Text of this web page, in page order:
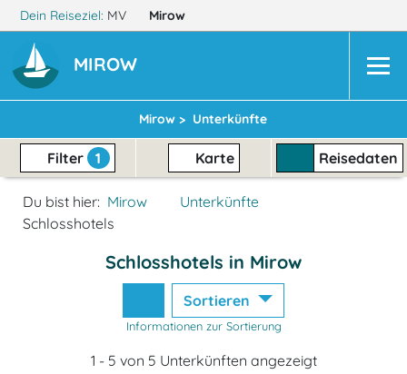
Dein Reiseziel: MV Mirow
MIROW
Mirow > Unterkünfte
Filter 1 Karte Reisedaten
Du bist hier: Mirow
Unterkünfte
Schlosshotels
Schlosshotels in Mirow
Sortieren
Informationen zur Sortierung
1 - 5 von 5 Unterkünften angezeigt